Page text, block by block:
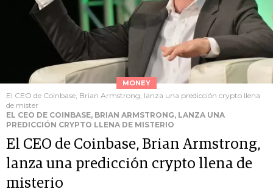
MONEY
El CEO de Coinbase, Brian Armstrong, lanza una predicción crypto llena
de mister
EL CEO DE COINBASE, BRIAN ARMSTRONG, LANZA UNA
PREDICCIÓN CRYPTO LLENA DE MISTERIO
El CEO de Coinbase, Brian Armstrong,
lanza una predicción crypto llena de
misterio